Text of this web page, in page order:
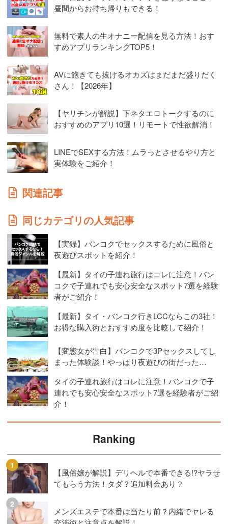
昼間からお持ち帰りもできる！
無料で素人の生オナニー配信を見る方法！おす
すめアプリランキングTOP5！
AVに飽きても抜けるオカズはまだまだ盛りだく
さん！【2026年】
【ヤリチンが解説】下ネタエロトークするのに
おすすめのアプリ10選！リモートで性欲解消！
LINEでSEXする方法！ムラっとさせるやり方と
実体験をご紹介！
関連記事
同じカテゴリの人気記事
【実録】バンコクでセックスするために風俗と
夜遊びスポットを紹介！
【最新】タイの子連れ旅行はコレに注意！バン
コクで子連れでも安心安全なスポット7選を経験
者がご紹介！
【最新】タイ・バンコク行きLCCならこの3社！
お得な購入術とおすすめ度を比較して紹介！
【変態女が告白】バンコクで3Pセックスしてし
まった体験談！やっぱり夜遊びの街だった…
タイの子連れ旅行はコレに注意！バンコクで子
連れでも安心安全なスポット7選を経験者がご紹
介！
Ranking
【風俗嬢が解説】デリヘルで本番できる!?ヤラせ
てもらう方法！タダ？追加料金あり？
メンズエステで本番は当たり前？内緒でヤレる